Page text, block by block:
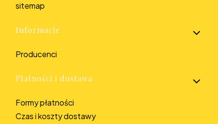
sitemap
Informacje
Producenci
Płatności i dostawa
Formy płatności
Czas i koszty dostawy